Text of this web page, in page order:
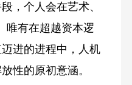
，个人会在艺术、
唯有在超越资本逻
进的进程中，人机
性的原初意涵。